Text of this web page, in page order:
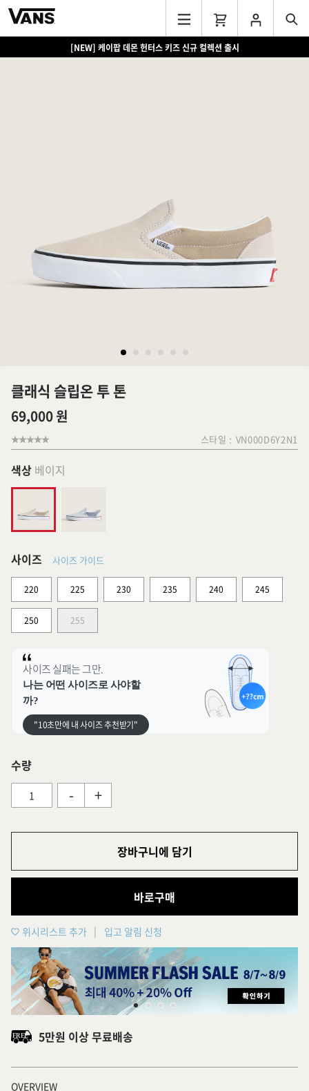
[NEW] 케이팝 데몬 헌터스 키즈 신규 컬렉션 출시
클래식 슬립온 투 톤
69,000 원
스타일 : VN000D6Y2N1
색상 베이지
사이즈 사이즈 가이드
220 225 230 235 240 245
250 255
사이즈 실패는 그만.
나는 어떤 사이즈로 사야할
까?
"10초만에 내 사이즈 추천받기"
수량
- +
장바구니에 담기
바로구매
위시리스트 추가 입고 알림 신청
5만원 이상 무료배송
OVERVIEW